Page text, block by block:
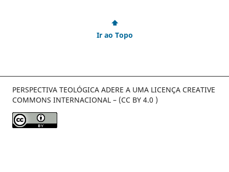
⬆
Ir ao Topo
PERSPECTIVA TEOLÓGICA ADERE A UMA LICENÇA CREATIVE
COMMONS INTERNACIONAL – (CC BY 4.0 )